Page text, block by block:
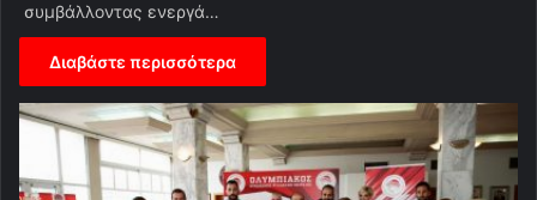
συμβάλλοντας ενεργά…
Διαβάστε περισσότερα